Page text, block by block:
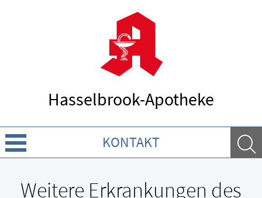
Hasselbrook-Apotheke
KONTAKT
Weitere Erkrankungen des